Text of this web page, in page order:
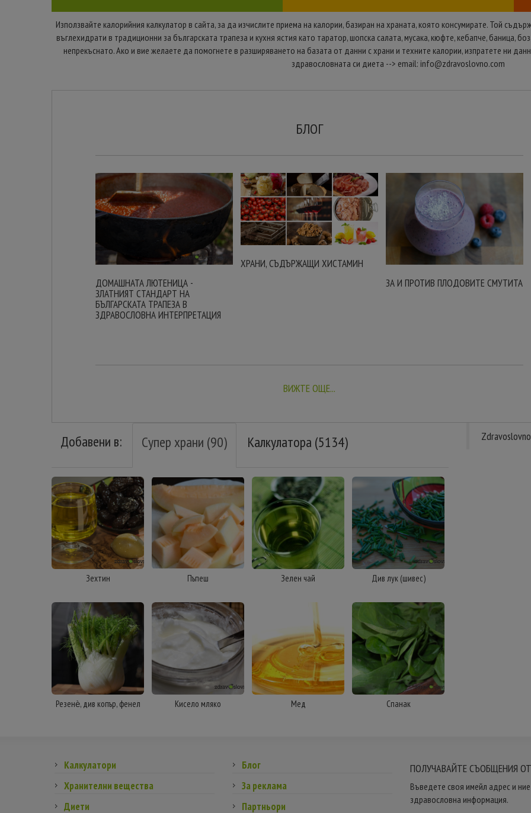
Използвайте калорийния калкулатор в сайта, за да изчислите приема на калории, базиран на храната, която консумирате. Той
въглехидрати в традиционни за българската трапеза и кухня ястия като таратор, шопска салата, мусака, кюфте, кебапче, баница,
непрекъснато. Ако и вие желаете да помогнете в разширяването на базата от данни с храни и техните калории, изпратете ни
здравословната си диета --> email: info@zdravoslovno.com
БЛОГ
ДОМАШНАТА ЛЮТЕНИЦА -
ЗЛАТНИЯТ СТАНДАРТ НА
БЪЛГАРСКАТА ТРАПЕЗА В
ЗДРАВОСЛОВНА ИНТЕРПРЕТАЦИЯ
ХРАНИ, СЪДЪРЖАЩИ ХИСТАМИН
ЗА И ПРОТИВ ПЛОДОВИТЕ СМУТИТА
ВИЖТЕ ОЩЕ...
Добавени в: Супер храни (90) Калкулатора (5134)
Зехтин Пъпеш Зелен чай Див лук (шивес)
Резенѐ, див копър, фенел Кисело мляко Мед Спанак
Калкулатори
Хранителни вещества
Диети
Блог
За реклама
Партньори
ПОЛУЧАВАЙТЕ СЪОБЩЕНИЯ ОТ
Въведете своя имейл адрес и
здравословна информация.